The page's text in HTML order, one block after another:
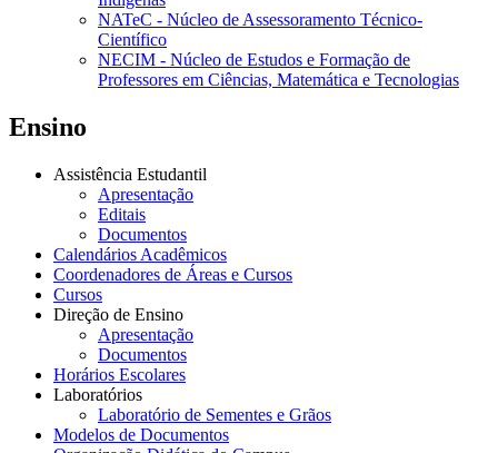
NATeC - Núcleo de Assessoramento Técnico-
Científico
NECIM - Núcleo de Estudos e Formação de
Professores em Ciências, Matemática e Tecnologias
Ensino
Assistência Estudantil
Apresentação
Editais
Documentos
Calendários Acadêmicos
Coordenadores de Áreas e Cursos
Cursos
Direção de Ensino
Apresentação
Documentos
Horários Escolares
Laboratórios
Laboratório de Sementes e Grãos
Modelos de Documentos